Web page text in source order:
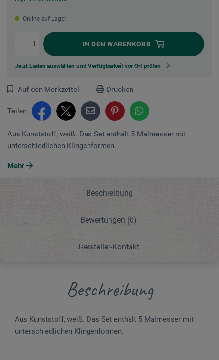
Online auf Lager
IN DEN WARENKORB
Jetzt Laden auswählen und Verfügbarkeit vor Ort prüfen
Auf den Merkzettel Drucken
Teilen
Aus Kunststoff, weiß. Das Set enthält 5 Malmesser mit
unterschiedlichen Klingenformen.
Mehr
Beschreibung
Bewertungen (0)
Hersteller-Kontakt
Beschreibung
Aus Kunststoff, weiß. Das Set enthält 5 Malmesser mit
unterschiedlichen Klingenformen.